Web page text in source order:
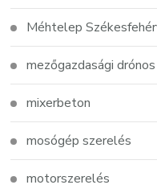
Méhtelep
mezőgazdasági
mixerbeton
mosógép szerelés
motorszerelés